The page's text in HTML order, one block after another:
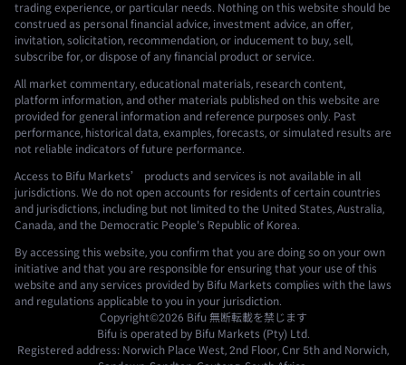
trading experience, or particular needs. Nothing on this website should be
construed as personal financial advice, investment advice, an offer,
invitation, solicitation, recommendation, or inducement to buy, sell,
subscribe for, or dispose of any financial product or service.
All market commentary, educational materials, research content,
platform information, and other materials published on this website are
provided for general information and reference purposes only. Past
performance, historical data, examples, forecasts, or simulated results are
not reliable indicators of future performance.
Access to Bifu Markets’ products and services is not available in all
jurisdictions. We do not open accounts for residents of certain countries
and jurisdictions, including but not limited to the United States, Australia,
Canada, and the Democratic People's Republic of Korea.
By accessing this website, you confirm that you are doing so on your own
initiative and that you are responsible for ensuring that your use of this
website and any services provided by Bifu Markets complies with the laws
and regulations applicable to you in your jurisdiction.
Copyright©2026 Bifu無断転載を禁じます
Bifu is operated by Bifu Markets (Pty) Ltd.
Registered address: Norwich Place West, 2nd Floor, Cnr 5th and Norwich,